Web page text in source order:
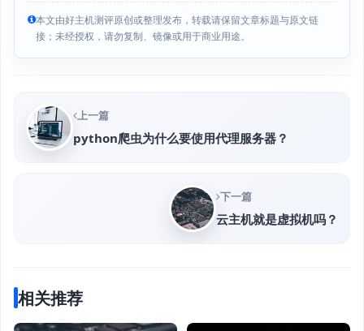
本文由好主机测评原创或整理发布，转载请保留文章标题与原文链
接；未经授权，请勿复制、镜像或用于商业用途。
上一篇
python爬虫为什么要使用代理服务器？
下一篇
云主机就是虚拟机吗？
相关推荐